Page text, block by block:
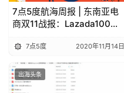
7点5度航海周报 | 东南亚电
商双11战报：Lazada100秒
Shopee一天销2亿件商品
······
7点5度 2020年11月14日
出海头条